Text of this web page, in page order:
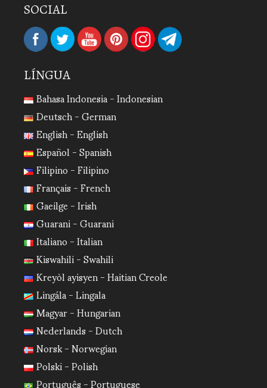
SOCIAL
LÍNGUA
Bahasa Indonesia - Indonesian
Deutsch - German
English - English
Español - Spanish
Filipino - Filipino
Français - French
Gaeilge - Irish
Guarani - Guarani
Italiano - Italian
Kiswahili - Swahili
Kreyòl ayisyen - Haitian Creole
Lingála - Lingala
Magyar - Hungarian
Nederlands - Dutch
Norsk - Norwegian
Polski - Polish